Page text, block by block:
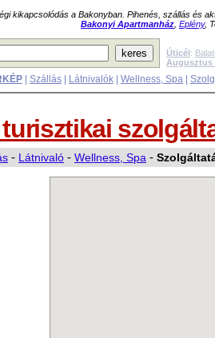
kikapcsolódás a Bakonyban. Pihenés, szállás és
Bakonyi Apartmanház Eplény,
Úticél:
Augusztus
Szállás Látnivalók Wellness, Spa
- Látnivaló - Wellness, Spa -